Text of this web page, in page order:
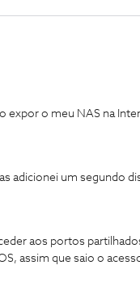
expor o meu NAS na
adicionei um segundo
aos portos
assim que saio o